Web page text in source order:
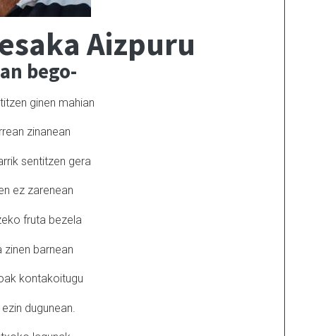
Aizpuru
bego-
ginen mahian
zinanean
sentitzen gera
ez zarenean
fruta bezela
zinen barnean
kontakoitugu
dugunean.